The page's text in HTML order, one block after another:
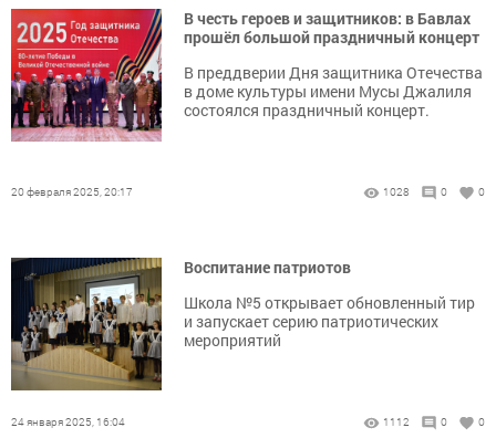
В честь героев и защитников: в Бавлах
прошёл большой праздничный концерт
В преддверии Дня защитника Отечества
в доме культуры имени Мусы Джалиля
состоялся праздничный концерт.
20 февраля 2025, 20:17 1028 0 0
Воспитание патриотов
Школа №5 открывает обновленный тир
и запускает серию патриотических
мероприятий
24 января 2025, 16:04 1112 0 0